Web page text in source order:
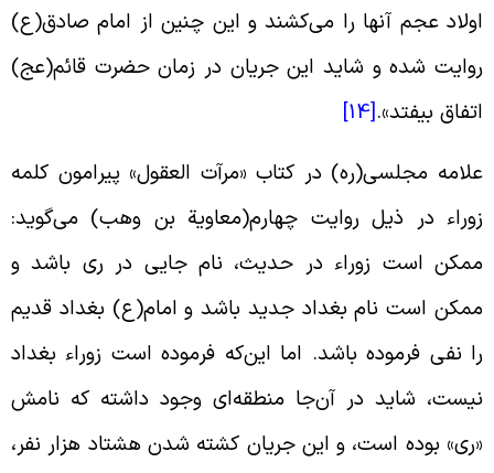
عجم آنها را می‌کشند و این چنین از امام صادق(ع)
شده و شاید این جریان در زمان حضرت قائم(عج)
بیفتد».[14]
مجلسى(ره) در کتاب «مرآت العقول» پیرامون کلمه
در ذیل روایت چهارم(معاویة بن وهب) می‌گوید:
است زوراء در حدیث، نام جایى در رى باشد و
است نام بغداد جدید باشد و امام(ع) بغداد قدیم
نفى فرموده باشد. اما این‌که فرموده است زوراء بغداد
شاید در آن‌جا منطقه‌اى وجود داشته که نامش
بوده است، و این جریان کشته شدن هشتاد هزار نفر،